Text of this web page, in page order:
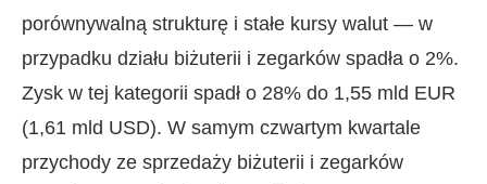
porównywalną strukturę i stałe kursy walut — w
przypadku działu biżuterii i zegarków spadła o 2%.
Zysk w tej kategorii spadł o 28% do 1,55 mld EUR
(1,61 mld USD). W samym czwartym kwartale
przychody ze sprzedaży biżuterii i zegarków